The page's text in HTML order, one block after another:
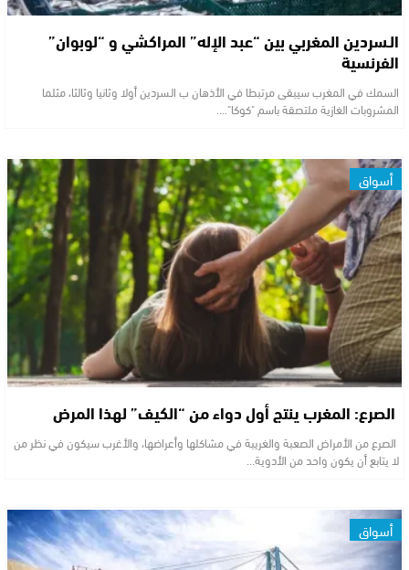
الـسردين المغربي بين “عبد الإله” المراكشي و “لوبوان”
الفرنسية
السمك في المغرب سيبقى مرتبطا في الأذهان ب الـسردين أولا وثانيا وثالثا، مثلما
المشروبات الغازية ملتصقة باسم "كوكا".…
أسواق
الصرع: المغرب ينتج أول دواء من “الكيف” لهذا المرض
الصرع من الأمراض الصعبة والغريبة في مشاكلها وأعراضها، والأغرب سيكون في نظر من
لا يتابع أن يكون واحد من الأدوية…
أسواق